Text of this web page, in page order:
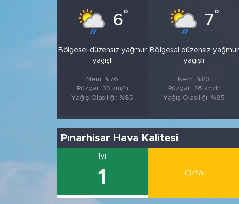
6°
Bölgesel düzensiz yağmur
yağışlı
Nem: %76
Rüzgar: 33 km/h
Yağış Olasılığı: %85
7°
Bölgesel düzensiz yağmur
yağışlı
Nem: %83
Rüzgar: 26 km/h
Yağış Olasılığı: %85
Pınarhisar Hava Kalitesi
İyi
1 Orta